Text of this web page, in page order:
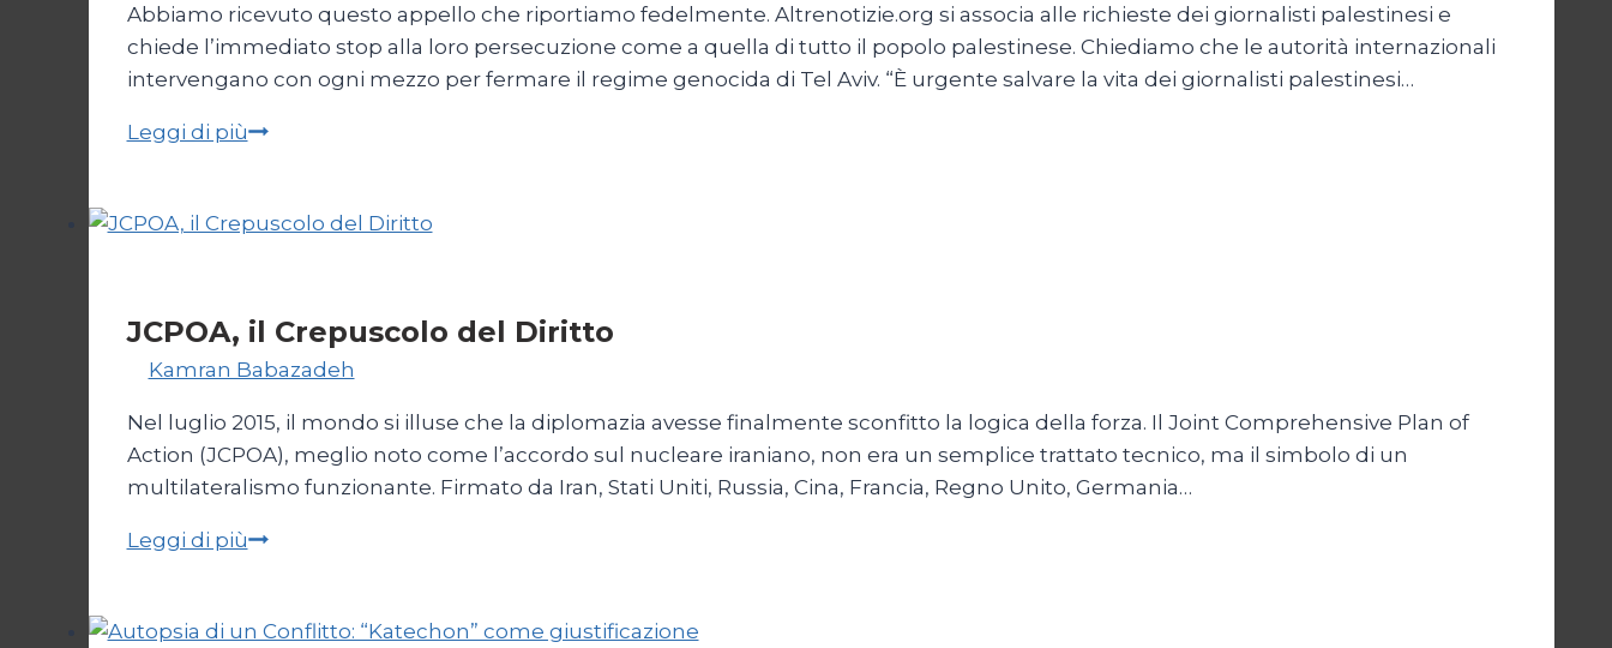
Abbiamo ricevuto questo appello che riportiamo fedelmente. Altrenotizie.org si associa alle richieste dei giornalisti palestinesi e
chiede l’immediato stop alla loro persecuzione come a quella di tutto il popolo palestinese. Chiediamo che le autorità internazionali
intervengano con ogni mezzo per fermare il regime genocida di Tel Aviv. “È urgente salvare la vita dei giornalisti palestinesi…
Leggi di piùGiornalisti,
da
JCPOA, il Crepuscolo del Diritto
Kamran Babazadeh
Nel luglio 2015, il mondo si illuse che la diplomazia avesse finalmente sconfitto la logica della forza. Il Joint Comprehensive Plan of
Action (JCPOA), meglio noto come l’accordo sul nucleare iraniano, non era un semplice trattato tecnico, ma il simbolo di un
multilateralismo funzionante. Firmato da Iran, Stati Uniti, Russia, Cina, Francia, Regno Unito, Germania…
Leggi di piùJCPOA,
del